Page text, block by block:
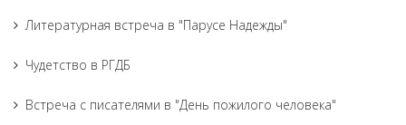
Литературная встреча в "Парусе Надежды"
Чудетство в РГДБ
Встреча с писателями в "День пожилого человека"